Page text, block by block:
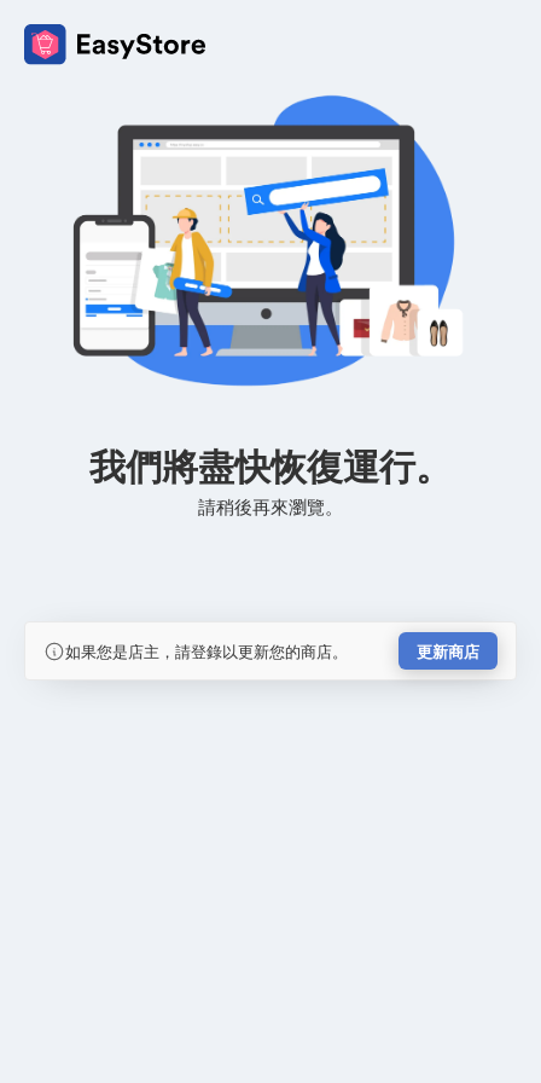
我們將盡快恢復運行。
請稍後再來瀏覽。
如果您是店主，請登錄以更新您的商店。 更新商店